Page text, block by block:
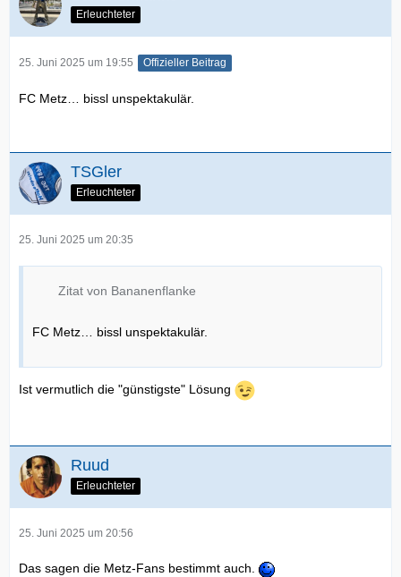
Erleuchteter
25. Juni 2025 um 19:55 Offizieller Beitrag
FC Metz… bissl unspektakulär.
TSGler
Erleuchteter
25. Juni 2025 um 20:35
Zitat von Bananenflanke
FC Metz… bissl unspektakulär.
Ist vermutlich die "günstigste" Lösung
Ruud
Erleuchteter
25. Juni 2025 um 20:56
Das sagen die Metz-Fans bestimmt auch.